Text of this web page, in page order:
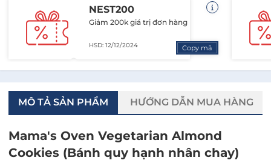
NEST200
Giảm 200k giá trị đơn hàng
HSD: 12/12/2024 Copy mã
MÔ TẢ SẢN PHẨM HƯỚNG DẪN MUA HÀNG
Mama's Oven Vegetarian Almond
Cookies (Bánh quy hạnh nhân chay)